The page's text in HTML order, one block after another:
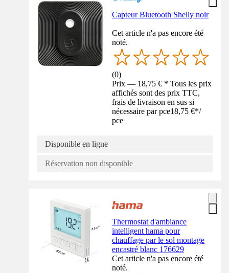
Capteur Bluetooth Shelly noir
Cet article n'a pas encore été
noté.
(0)
Prix — 18,75 € * Tous les prix
affichés sont des prix TTC,
frais de livraison en sus si
nécessaire par pce18,75 €*/
pce
Disponible en ligne
Réservation non disponible
Thermostat d'ambiance
intelligent hama pour
chauffage par le sol montage
encastré blanc 176629
Cet article n'a pas encore été
noté.